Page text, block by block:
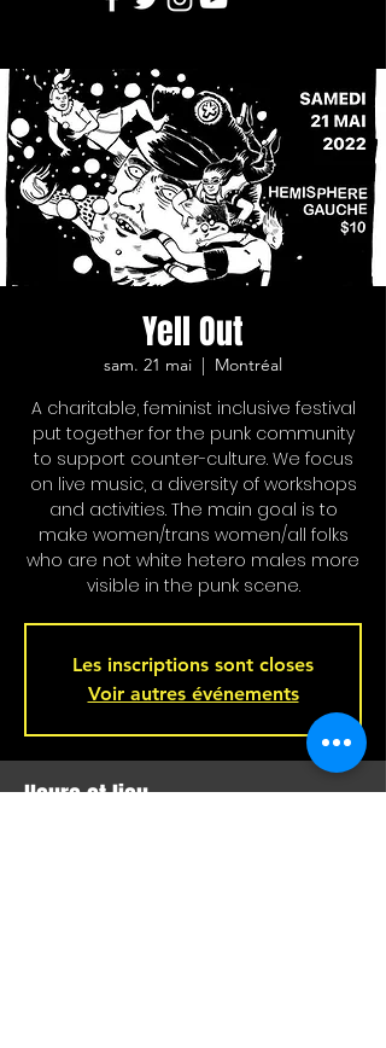
Yell Out
sam. 21 mai Montréal
A charitable, feminist inclusive festival
put together for the punk community
to support counter-culture. We focus
on live music, a diversity of workshops
and activities. The main goal is to
make women/trans women/all folks
who are not white hetero males more
visible in the punk scene.
Les inscriptions sont closes
Voir autres événements
Heure et lieu